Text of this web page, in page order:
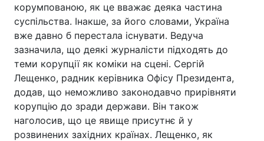
корумпованою, як це вважає деяка частина
суспільства. Інакше, за його словами, Україна
вже давно б перестала існувати. Ведуча
зазначила, що деякі журналісти підходять до
теми корупції як коміки на сцені. Сергій
Лещенко, радник керівника Офісу Президента,
додав, що неможливо законодавчо прирівняти
корупцію до зради держави. Він також
наголосив, що це явище присутнє й у
розвинених західних країнах. Лещенко, як